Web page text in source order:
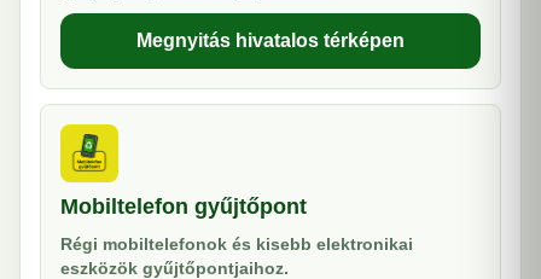
Megnyitás hivatalos térképen
Mobiltelefon gyűjtőpont
Régi mobiltelefonok és kisebb elektronikai
eszközök gyűjtőpontjaihoz.